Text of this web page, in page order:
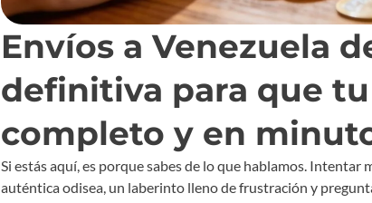
Envíos a Venezuela
definitiva para que
completo y en
Si estás aquí, es porque sabes de lo que hablamos. Intentar
auténtica odisea, un laberinto lleno de frustración y